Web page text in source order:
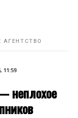
11:59
неплохое